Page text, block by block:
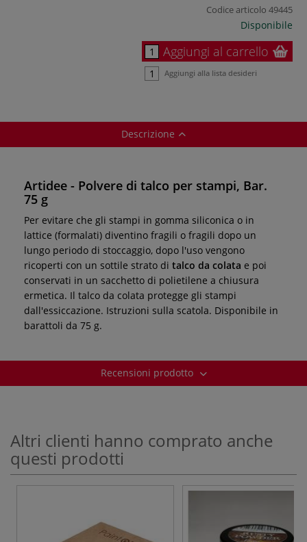
Codice articolo 49445
Disponibile
Aggiungi al carrello
Aggiungi alla lista desideri
Descrizione
Artidee - Polvere di talco per stampi, Bar.
75 g
Per evitare che gli stampi in gomma siliconica o in
lattice (formalati) diventino fragili o fragili dopo un
lungo periodo di stoccaggio, dopo l'uso vengono
ricoperti con un sottile strato di talco da colata e poi
conservati in un sacchetto di polietilene a chiusura
ermetica. Il talco da colata protegge gli stampi
dall'essiccazione. Istruzioni sulla scatola. Disponibile in
barattoli da 75 g.
Recensioni prodotto
Altri clienti hanno comprato anche
questi prodotti